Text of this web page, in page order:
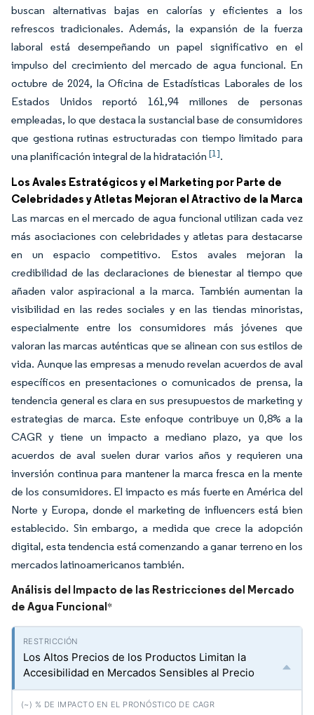
buscan alternativas bajas en calorías y eficientes a los
refrescos tradicionales. Además, la expansión de la fuerza
laboral está desempeñando un papel significativo en el
impulso del crecimiento del mercado de agua funcional. En
octubre de 2024, la Oficina de Estadísticas Laborales de los
Estados Unidos reportó 161,94 millones de personas
empleadas, lo que destaca la sustancial base de consumidores
que gestiona rutinas estructuradas con tiempo limitado para
una planificación integral de la hidratación [1].
Los Avales Estratégicos y el Marketing por Parte de
Celebridades y Atletas Mejoran el Atractivo de la Marca
Las marcas en el mercado de agua funcional utilizan cada vez
más asociaciones con celebridades y atletas para destacarse
en un espacio competitivo. Estos avales mejoran la
credibilidad de las declaraciones de bienestar al tiempo que
añaden valor aspiracional a la marca. También aumentan la
visibilidad en las redes sociales y en las tiendas minoristas,
especialmente entre los consumidores más jóvenes que
valoran las marcas auténticas que se alinean con sus estilos de
vida. Aunque las empresas a menudo revelan acuerdos de aval
específicos en presentaciones o comunicados de prensa, la
tendencia general es clara en sus presupuestos de marketing y
estrategias de marca. Este enfoque contribuye un 0,8% a la
CAGR y tiene un impacto a mediano plazo, ya que los
acuerdos de aval suelen durar varios años y requieren una
inversión continua para mantener la marca fresca en la mente
de los consumidores. El impacto es más fuerte en América del
Norte y Europa, donde el marketing de influencers está bien
establecido. Sin embargo, a medida que crece la adopción
digital, esta tendencia está comenzando a ganar terreno en los
mercados latinoamericanos también.
Análisis del Impacto de las Restricciones del Mercado
de Agua Funcional*
Los Altos Precios de los Productos Limitan la
Accesibilidad en Mercados Sensibles al Precio